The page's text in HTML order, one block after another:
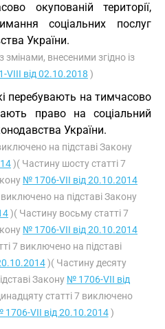
окупованій території,
соціальних послуг
України.
змінами, внесеними згідно із
VIII від 02.10.2018 )
перебувають на тимчасово
право на соціальний
України.
на підставі Закону
)( Частину шосту статті 7
№ 1706-VII від 20.10.2014
на підставі Закону
)( Частину восьму статті 7
№ 1706-VII від 20.10.2014
7 виключено на підставі
)( Частину десяту
Закону № 1706-VII від
статті 7 виключено
1706-VII від 20.10.2014)